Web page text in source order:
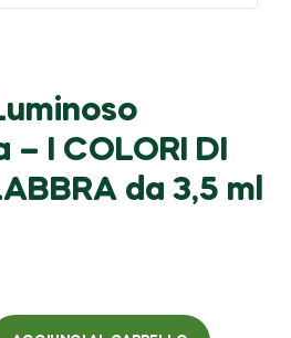
– I COLORI DI
da 3,5 ml